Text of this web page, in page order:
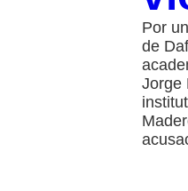
Por
de
Jorge